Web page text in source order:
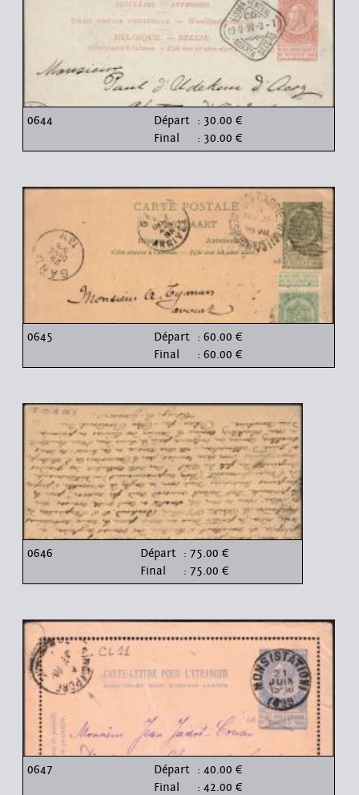
0644 Départ : 30.00 €
Final
: 30.00 €
0645 Départ : 60.00 €
Final
: 60.00 €
0646 Départ : 75.00 €
Final
: 75.00 €
0647 Départ : 40.00 €
Final
: 42.00 €